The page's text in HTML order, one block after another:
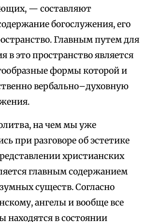
— составляют
богослужения, его
Главным путем для
в это пространство является
формы которой и
вербально–духовную
на чем мы уже
при разговоре об эстетике
христианских
главным содержанием
существ. Согласно
ангелы и вообще все
находятся в состоянии